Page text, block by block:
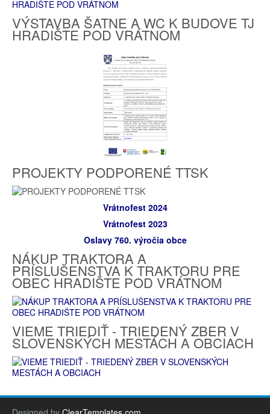
VÝSTAVBA ŠATNE A WC K BUDOVE TJ
HRADIŠTE POD VRÁTNOM
PROJEKTY PODPORENÉ TTSK
Vrátnofest 2024
Vrátnofest 2023
Oslavy 760. výročia obce
NÁKUP TRAKTORA A
PRÍSLUŠENSTVA K TRAKTORU PRE
OBEC HRADIŠTE POD VRÁTNOM
VIEME TRIEDIŤ - TRIEDENÝ ZBER V
SLOVENSKÝCH MESTÁCH A OBCIACH